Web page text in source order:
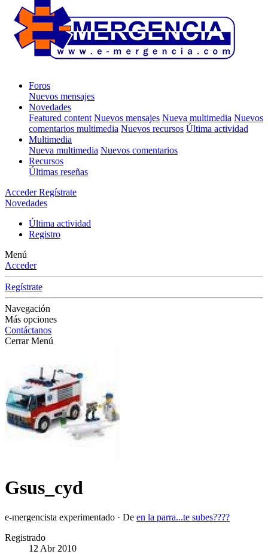
Foros
Nuevos mensajes
Novedades
Featured content Nuevos mensajes Nueva multimedia Nuevos
comentarios multimedia Nuevos recursos Última actividad
Multimedia
Nueva multimedia Nuevos comentarios
Recursos
Últimas reseñas
Acceder Regístrate
Novedades
Última actividad
Registro
Menú
Acceder
Regístrate
Navegación
Más opciones
Contáctanos
Cerrar Menú
Gsus_cyd
e-mergencista experimentado · De en la parra...te subes????
Registrado
12 Abr 2010